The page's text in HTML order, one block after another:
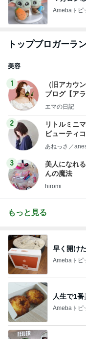
Amebaトピ
トップブロガーラ
美容
1
（旧アカウ
ブログ【ア
社売却セカ
エマの日記
2
リトルミニ
ビューティ
little
あねっさ／
3
美人になれ
んの魔法
hiromi
もっと見る
早く開け
Amebaトピ
人生で1
Amebaトピ